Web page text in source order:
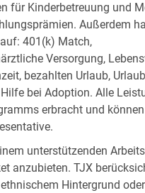
für Kinderbetreuung und
Außerdem
401(k) Match,
Versorgung,
bezahlten Urlaub,
bei Adoption. Alle
erbracht und
unterstützenden
anzubieten. TJX
Hintergrund